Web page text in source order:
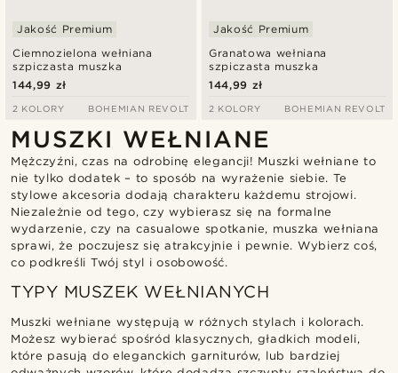
Ciemnozielona wełniana
szpiczasta muszka
Jakość Premium
144,99 zł
2 KOLORY BOHEMIAN REVOLT
Granatowa wełniana
szpiczasta muszka
Jakość Premium
144,99 zł
2 KOLORY BOHEMIAN REVOLT
MUSZKI WEŁNIANE
Mężczyźni, czas na odrobinę elegancji! Muszki wełniane to
nie tylko dodatek – to sposób na wyrażenie siebie. Te
stylowe akcesoria dodają charakteru każdemu strojowi.
Niezależnie od tego, czy wybierasz się na formalne
wydarzenie, czy na casualowe spotkanie, muszka wełniana
sprawi, że poczujesz się atrakcyjnie i pewnie. Wybierz coś,
co podkreśli Twój styl i osobowość.
TYPY MUSZEK WEŁNIANYCH
Muszki wełniane występują w różnych stylach i kolorach.
Możesz wybierać spośród klasycznych, gładkich modeli,
które pasują do eleganckich garniturów, lub bardziej